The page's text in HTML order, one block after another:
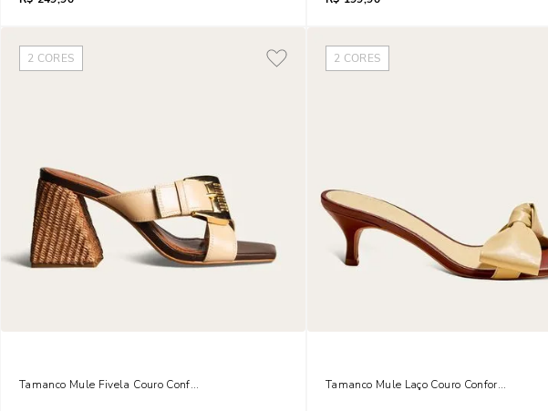
2 CORES
Tamanco Mule Fivela Couro Confort Bico Quadrado Salto Grosso Bege Areia
2 CORES
Tamanco Mule Laço Couro Confort Salto